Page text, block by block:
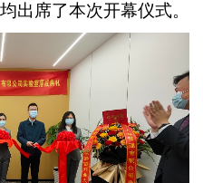
出席了本次开幕仪式。